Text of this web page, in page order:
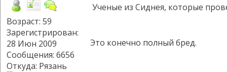
Возраст: 59
Зарегистрирован:
28 Июн 2009
Сообщения: 6656
Откуда: Рязань
Ученые из Сиднея, которые
Это конечно полный бред.